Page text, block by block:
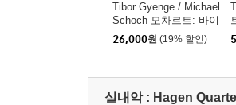
Tibor Gyenge / Michael
Schoch 모차르트: 바이
올린 소나타집 (Mozart:
Violin Sonatas) [SACD
26,000원 (19% 할인)
실내악 : Hagen